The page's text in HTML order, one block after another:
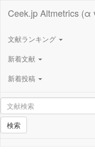
Ceek.jp Altmetrics (α
文献ランキング
新着文献
新着投稿
検索